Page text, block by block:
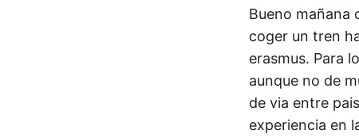
Bueno mañana
coger un tren
erasmus. Para
aunque no de
de via entre
experiencia en